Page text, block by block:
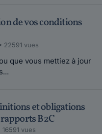
de vos conditions
22591 vues
que vous mettiez à jour
et obligations
B2C
vues